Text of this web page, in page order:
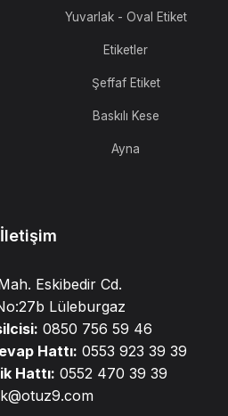
Yuvarlak - Oval Etiket
Etiketler
Şeffaf Etiket
Baskılı Kese
Ayna
İletişim
Eskibedir Cd.
Lüleburgaz
0850 756 59 46
Hattı: 0553 923 39 39
Hattı: 0552 470 39 39